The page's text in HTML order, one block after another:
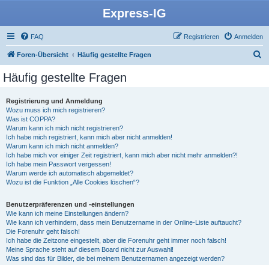
Express-IG
FAQ Anmelden
Registrieren
Foren-Übersicht Häufig gestellte Fragen
Häufig gestellte Fragen
Registrierung und Anmeldung
Wozu muss ich mich registrieren?
Was ist COPPA?
Warum kann ich mich nicht registrieren?
Ich habe mich registriert, kann mich aber nicht anmelden!
Warum kann ich mich nicht anmelden?
Ich habe mich vor einiger Zeit registriert, kann mich aber nicht mehr anmelden?!
Ich habe mein Passwort vergessen!
Warum werde ich automatisch abgemeldet?
Wozu ist die Funktion „Alle Cookies löschen“?
Benutzerpräferenzen und -einstellungen
Wie kann ich meine Einstellungen ändern?
Wie kann ich verhindern, dass mein Benutzername in der Online-Liste auftaucht?
Die Forenuhr geht falsch!
Ich habe die Zeitzone eingestellt, aber die Forenuhr geht immer noch falsch!
Meine Sprache steht auf diesem Board nicht zur Auswahl!
Was sind das für Bilder, die bei meinem Benutzernamen angezeigt werden?